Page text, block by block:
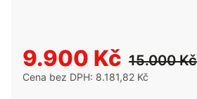
9.900 Kč 15.000 Kč
Cena bez DPH: 8.181,82 Kč